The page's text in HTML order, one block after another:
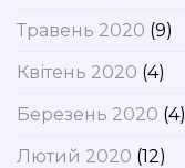
Травень 2020 (9)
Квітень 2020 (4)
Березень 2020 (4)
Лютий 2020 (12)